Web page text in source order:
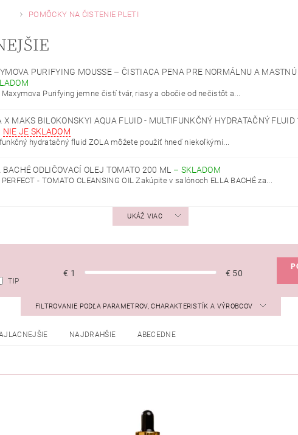
POMÔCKY NA ČISTENIE PLETI
PURIFYING MOUSSE – ČISTIACA PENA PRE NORMÁLNU A MASTNÚ
Maxymova Purifying jemne čistí tvár, riasy a obočie od nečistôt a...
X MAKS BILOKONSKYI AQUA FLUID - MULTIFUNKČNÝ HYDRATAČNÝ FLUID
NIE JE SKLADOM
hydratačný fluid ZOLA môžete použiť hneď niekoľkými...
BACHÉ ODLIČOVACÍ OLEJ TOMATO 200 ML – SKLADOM
PERFECT - TOMATO CLEANSING OIL Zakúpite v salónoch ELLA BACHÉ za...
UKÁŽ VIAC
TIP
€ 1 € 50
FILTROVANIE PODĽA PARAMETROV, CHARAKTERISTÍK A VÝROBCOV
NAJDRAHŠIE ABECEDNE